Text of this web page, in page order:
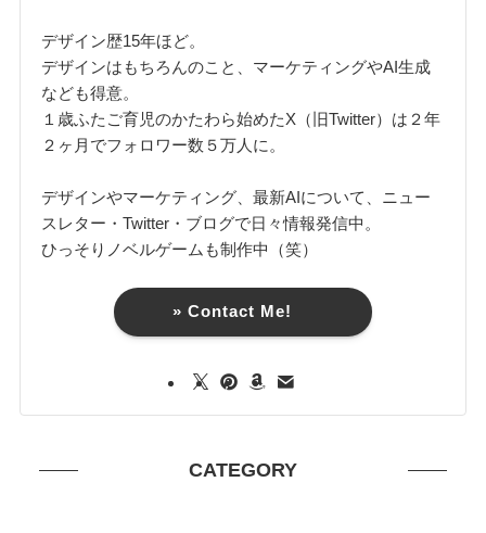
デザイン歴15年ほど。
デザインはもちろんのこと、マーケティングやAI生成
なども得意。
１歳ふたご育児のかたわら始めたX（旧Twitter）は２年
２ヶ月でフォロワー数５万人に。
デザインやマーケティング、最新AIについて、ニュー
スレター・Twitter・ブログで日々情報発信中。
ひっそりノベルゲームも制作中（笑）
» Contact Me!
CATEGORY